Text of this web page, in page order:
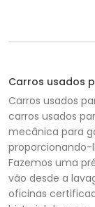
Carros usados
Carros usados
carros usados
mecânica para
proporcionando-
Fazemos uma
vão desde a
oficinas